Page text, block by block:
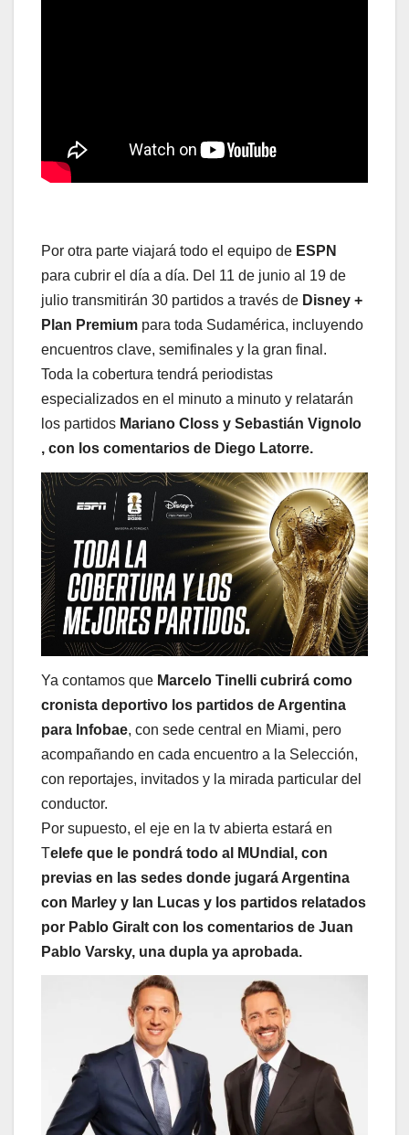
Por otra parte viajará todo el equipo de ESPN
para cubrir el día a día. Del 11 de junio al 19 de
julio transmitirán 30 partidos a través de Disney +
Plan Premium para toda Sudamérica, incluyendo
encuentros clave, semifinales y la gran final.
Toda la cobertura tendrá periodistas
especializados en el minuto a minuto y relatarán
los partidos Mariano Closs y Sebastián Vignolo
, con los comentarios de Diego Latorre.
Ya contamos que Marcelo Tinelli cubrirá como
cronista deportivo los partidos de Argentina
para Infobae, con sede central en Miami, pero
acompañando en cada encuentro a la Selección,
con reportajes, invitados y la mirada particular del
conductor.
Por supuesto, el eje en la tv abierta estará en
Telefe que le pondrá todo al MUndial, con
previas en las sedes donde jugará Argentina
con Marley y Ian Lucas y los partidos relatados
por Pablo Giralt con los comentarios de Juan
Pablo Varsky, una dupla ya aprobada.